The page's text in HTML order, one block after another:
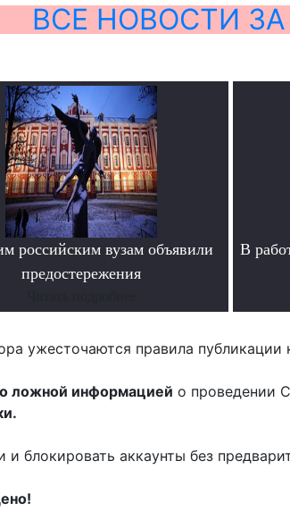
ВСЕ НОВОСТИ
российским вузам объявили
предостережения
В
ужесточаются правила публикации
ложной информацией о проведении
блокировать аккаунты без